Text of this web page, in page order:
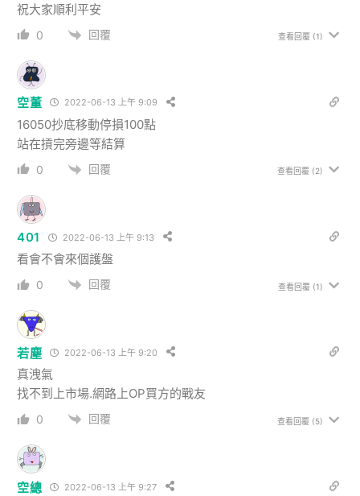
祝大家順利平安
0 回覆 查看回覆 (1)
空董 2022-06-13 上午 9:09
16050抄底移動停損100點
站在摃完旁邊等結算
0 回覆 查看回覆 (2)
401 2022-06-13 上午 9:13
看會不會來個護盤
0 回覆 查看回覆 (1)
若塵 2022-06-13 上午 9:20
真洩氣
找不到上市場.網路上OP買方的戰友
0 回覆 查看回覆 (5)
空總 2022-06-13 上午 9:27